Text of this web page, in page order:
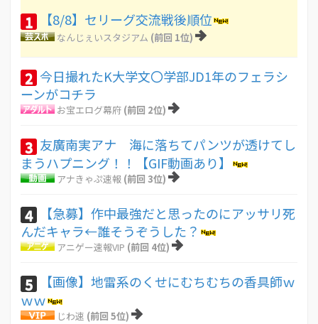
1 【8/8】セリーグ交流戦後順位
なんじぇいスタジアム (前回 1位)
2 今日撮れたK大学文〇学部JD1年のフェラシ
ーンがコチラ
お宝エログ幕府 (前回 2位)
3 友廣南実アナ 海に落ちてパンツが透けてし
まうハプニング！！【GIF動画あり】
アナきゃぷ速報 (前回 3位)
4
【急募】作中最強だと思ったのにアッサリ死
んだキャラ←誰そうぞうした？
アニゲー速報VIP (前回 4位)
5
【画像】地雷系のくせにむちむちの香具師ｗ
ｗｗ
じわ速 (前回 5位)